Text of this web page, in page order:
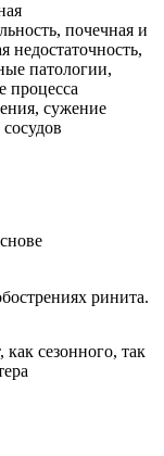
почечная и
недостаточность,
патологии,
процесса
сужение
ринита.
сезонного, так